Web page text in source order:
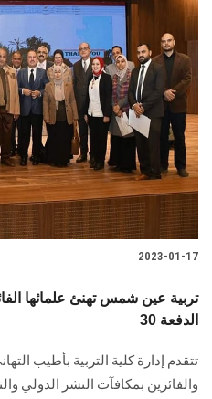
2023-01-17
تربية عين شمس تهنئ علمائها
الدفعة 30
تتقدم إدارة كلية التربية بأطيب
والفائزين بمكافآت النشر الدولي